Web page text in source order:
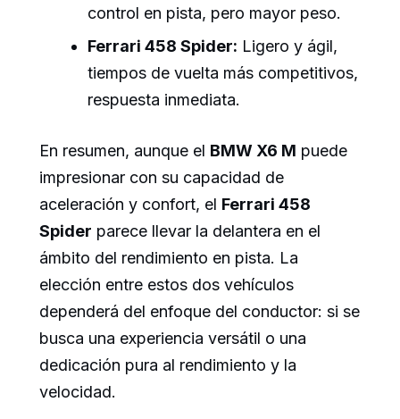
control en pista, pero mayor peso.
Ferrari 458 Spider: Ligero y ágil,
tiempos de vuelta más competitivos,
respuesta inmediata.
En resumen, aunque el BMW X6 M puede
impresionar con su capacidad de
aceleración y confort, el Ferrari 458
Spider parece llevar la delantera en el
ámbito del rendimiento en pista. La
elección entre estos dos vehículos
dependerá del enfoque del conductor: si se
busca una experiencia versátil o una
dedicación pura al rendimiento y la
velocidad.